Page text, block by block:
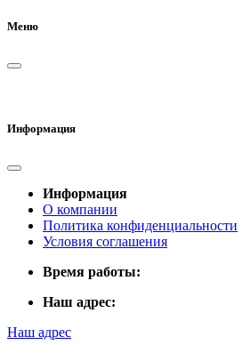
Меню
Информация
Информация
О компании
Политика конфиденциальности
Условия соглашения
Время работы:
Наш адрес:
Наш адрес